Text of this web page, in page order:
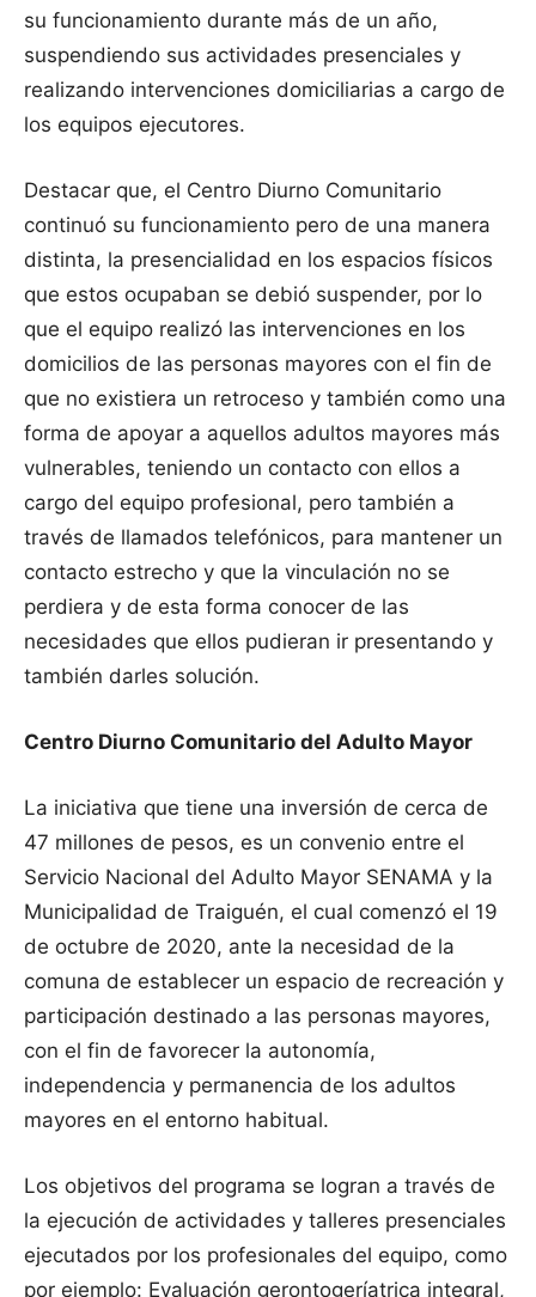
su funcionamiento durante más de un año,
suspendiendo sus actividades presenciales y
realizando intervenciones domiciliarias a cargo de
los equipos ejecutores.
Destacar que, el Centro Diurno Comunitario
continuó su funcionamiento pero de una manera
distinta, la presencialidad en los espacios físicos
que estos ocupaban se debió suspender, por lo
que el equipo realizó las intervenciones en los
domicilios de las personas mayores con el fin de
que no existiera un retroceso y también como una
forma de apoyar a aquellos adultos mayores más
vulnerables, teniendo un contacto con ellos a
cargo del equipo profesional, pero también a
través de llamados telefónicos, para mantener un
contacto estrecho y que la vinculación no se
perdiera y de esta forma conocer de las
necesidades que ellos pudieran ir presentando y
también darles solución.
Centro Diurno Comunitario del Adulto Mayor
La iniciativa que tiene una inversión de cerca de
47 millones de pesos, es un convenio entre el
Servicio Nacional del Adulto Mayor SENAMA y la
Municipalidad de Traiguén, el cual comenzó el 19
de octubre de 2020, ante la necesidad de la
comuna de establecer un espacio de recreación y
participación destinado a las personas mayores,
con el fin de favorecer la autonomía,
independencia y permanencia de los adultos
mayores en el entorno habitual.
Los objetivos del programa se logran a través de
la ejecución de actividades y talleres presenciales
ejecutados por los profesionales del equipo, como
por ejemplo: Evaluación gerontogeríatrica integral,